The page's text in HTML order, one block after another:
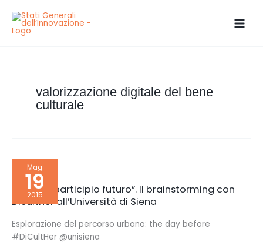
contenuto
valorizzazione digitale del bene
culturale
Mag
19
2015
Cultura “participio futuro”. Il brainstorming con
Diculther all’Università di Siena
Esplorazione del percorso urbano: the day before
#DiCultHer @unisiena
Cultura
“participio
futuro”.
brainstorming
con
Diculther
di
Siena